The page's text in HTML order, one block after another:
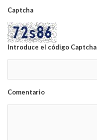
Captcha
Introduce el código Captcha
Comentario